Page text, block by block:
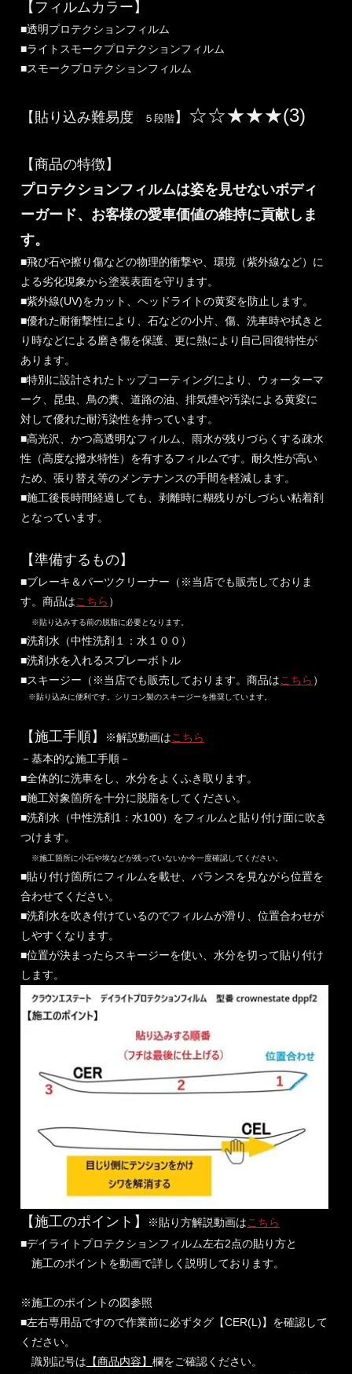
【フィルムカラー】
■透明プロテクションフィルム
■ライトスモークプロテクションフィルム
■スモークプロテクションフィルム
【貼り込み難易度 ５段階 】 ☆☆★★★(3)
【商品の特徴】
プロテクションフィルムは姿を見せないボディ
ーガード、お客様の愛車価値の維持に貢献しま
す。
■飛び石や擦り傷などの物理的衝撃や、環境（紫外線など）に
よる劣化現象から塗装表面を守ります。
■紫外線(UV)をカット、ヘッドライトの黄変を防止します。
■優れた耐衝撃性により、石などの小片、傷、洗車時や拭きと
り時などによる磨き傷を保護、更に熱により自己回復特性が
あります。
■特別に設計されたトップコーティングにより、ウォーターマ
ーク、昆虫、鳥の糞、道路の油、排気煙や汚染による黄変に
対して優れた耐汚染性を持っています。
■高光沢、かつ高透明なフィルム、雨水が残りづらくする疎水
性（高度な撥水特性）を有するフィルムです。耐久性が高い
ため、張り替え等のメンテナンスの手間を軽減します。
■施工後長時間経過しても、剥離時に糊残りがしづらい粘着剤
となっています。
【準備するもの】
■ブレーキ＆パーツクリーナー（※当店でも販売しておりま
す。商品はこちら ）
※貼り込みする前の脱脂に必要となります。
■洗剤水（中性洗剤１：水１００）
■洗剤水を入れるスプレーボトル
■スキージー（※当店でも販売しております。商品はこちら ）
※貼り込みに便利です。シリコン製のスキージーを推奨しています。
【施工手順】 ※解説動画はこちら
－基本的な施工手順－
■全体的に洗車をし、水分をよくふき取ります。
■施工対象箇所を十分に脱脂をしてください。
■洗剤水（中性洗剤1：水100）をフィルムと貼り付け面に吹き
つけます。
※施工箇所に小石や埃などが残っていないか今一度確認してください。
■貼り付け箇所にフィルムを載せ、バランスを見ながら位置を
合わせてください。
■洗剤水を吹き付けているのでフィルムが滑り、位置合わせが
しやすくなります。
■位置が決まったらスキージーを使い、水分を切って貼り付け
します。
【施工のポイント】 ※貼り方解説動画はこちら
■デイライトプロテクションフィルム左右2点の貼り方と
施工のポイントを動画で詳しく説明しております。
※施工のポイントの図参照
■左右専用品ですので作業前に必ずタグ【CER(L)】を確認して
ください。
識別記号は 【商品内容】欄をご確認ください。